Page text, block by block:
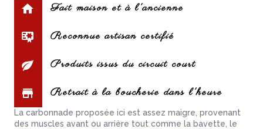
Fait maison et à l'ancienne
Reconnue artisan certifié
Produits issus du circuit court
Retrait à la boucherie dans l'heure
La carbonnade proposée ici est assez maigre, provenant
des muscles avant ou arrière tout comme la bavette, le